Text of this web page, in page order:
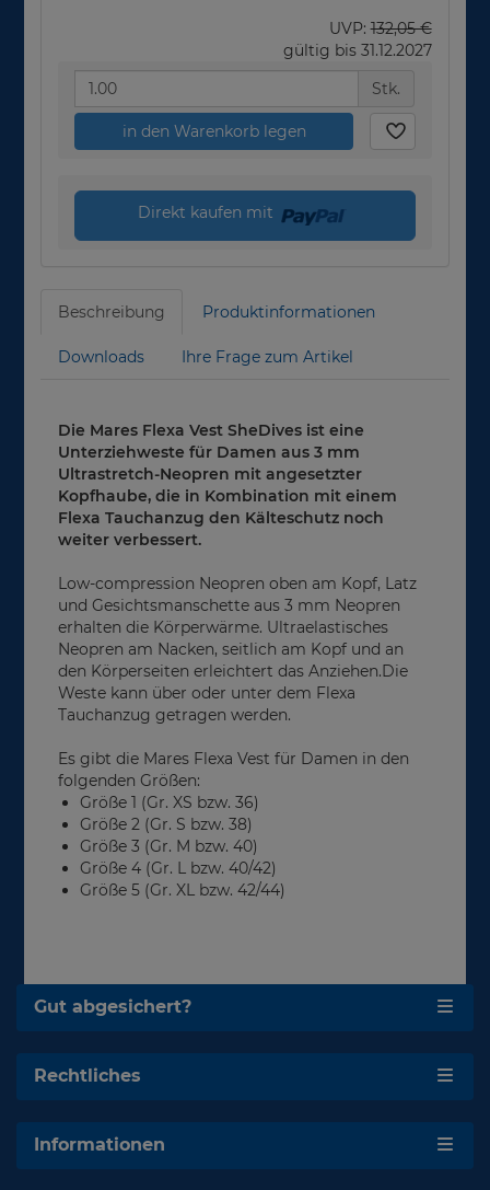
UVP:132,05 €
gültig bis 31.12.2027
Stk.
in den Warenkorb legen
Direkt kaufen mit
Beschreibung Produktinformationen
Downloads Ihre Frage zum Artikel
Die Mares Flexa Vest SheDives ist eine
Unterziehweste für Damen aus 3 mm
Ultrastretch-Neopren mit angesetzter
Kopfhaube, die in Kombination mit einem
Flexa Tauchanzug den Kälteschutz noch
weiter verbessert.
Low-compression Neopren oben am Kopf, Latz
und Gesichtsmanschette aus 3 mm Neopren
erhalten die Körperwärme. Ultraelastisches
Neopren am Nacken, seitlich am Kopf und an
den Körperseiten erleichtert das Anziehen.Die
Weste kann über oder unter dem Flexa
Tauchanzug getragen werden.
Es gibt die Mares Flexa Vest für Damen in den
folgenden Größen:
Größe 1 (Gr. XS bzw. 36)
Größe 2 (Gr. S bzw. 38)
Größe 3 (Gr. M bzw. 40)
Größe 4 (Gr. L bzw. 40/42)
Größe 5 (Gr. XL bzw. 42/44)
Gut abgesichert?
Rechtliches
Informationen